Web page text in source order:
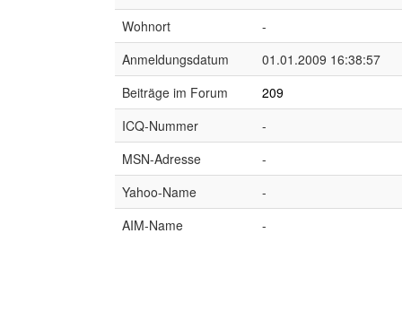
Wohnort
-
Anmeldungsdatum
01.01.2009 16:38:57
Beiträge im Forum
209
ICQ-Nummer
-
MSN-Adresse
-
Yahoo-Name
-
AIM-Name
-